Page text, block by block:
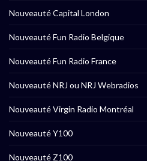
Nouveauté Capital London
Nouveauté Fun Radio Belgique
Nouveauté Fun Radio France
Nouveauté NRJ ou NRJ Webradios
Nouveauté Virgin Radio Montréal
Nouveauté Y100
Nouveauté Z100